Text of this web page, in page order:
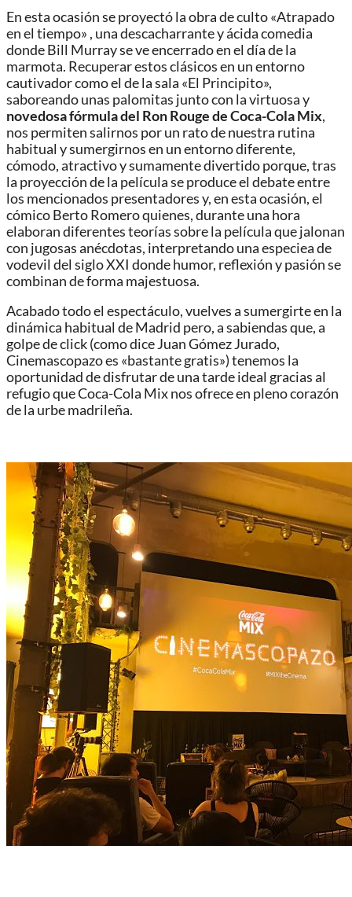
En esta ocasión se proyectó la obra de culto «Atrapado
en el tiempo» , una descacharrante y ácida comedia
donde Bill Murray se ve encerrado en el día de la
marmota. Recuperar estos clásicos en un entorno
cautivador como el de la sala «El Principito»,
saboreando unas palomitas junto con la virtuosa y
novedosa fórmula del Ron Rouge de Coca-Cola Mix,
nos permiten salirnos por un rato de nuestra rutina
habitual y sumergirnos en un entorno diferente,
cómodo, atractivo y sumamente divertido porque, tras
la proyección de la película se produce el debate entre
los mencionados presentadores y, en esta ocasión, el
cómico Berto Romero quienes, durante una hora
elaboran diferentes teorías sobre la película que jalonan
con jugosas anécdotas, interpretando una especiea de
vodevil del siglo XXI donde humor, reflexión y pasión se
combinan de forma majestuosa.
Acabado todo el espectáculo, vuelves a sumergirte en la
dinámica habitual de Madrid pero, a sabiendas que, a
golpe de click (como dice Juan Gómez Jurado,
Cinemascopazo es «bastante gratis») tenemos la
oportunidad de disfrutar de una tarde ideal gracias al
refugio que Coca-Cola Mix nos ofrece en pleno corazón
de la urbe madrileña.